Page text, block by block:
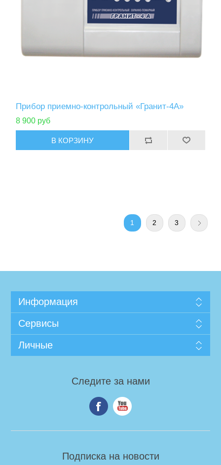
Прибор приемно-контрольный «Гранит-4А»
8 900 руб
1 2 3
Информация
Сервисы
Личные
Следите за нами
Подписка на новости